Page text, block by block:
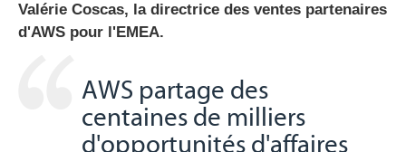
Valérie Coscas, la directrice des ventes partenaires
d'AWS pour l'EMEA.
AWS partage des
centaines de milliers
d'opportunités d'affaires